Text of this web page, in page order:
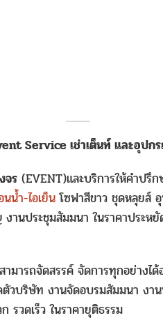
Service เช่าเต็นท์ และอุปก
จร (EVENT)และบริการให้คำป
น้ำ-ไอเย็นโซฟาสีขาว ชุดหลุยส์
านประชุมสัมมนา ในราคาประ
มารถจัดสรรค์ จัดการทุกอย่างไ
วบริษัท งานจัดอบรมสัมมนา งา
วดเร็ว ในราคายุติธรรม